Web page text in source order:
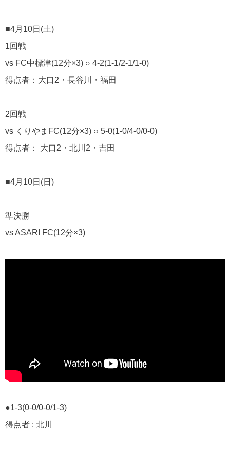
■4月10日(土)
1回戦
vs FC中標津(12分×3) ○ 4-2(1-1/2-1/1-0)
得点者：大口2・長谷川・福田
2回戦
vs くりやまFC(12分×3) ○ 5-0(1-0/4-0/0-0)
得点者： 大口2・北川2・吉田
■4月10日(日)
準決勝
vs ASARI FC(12分×3)
●1-3(0-0/0-0/1-3)
得点者 : 北川